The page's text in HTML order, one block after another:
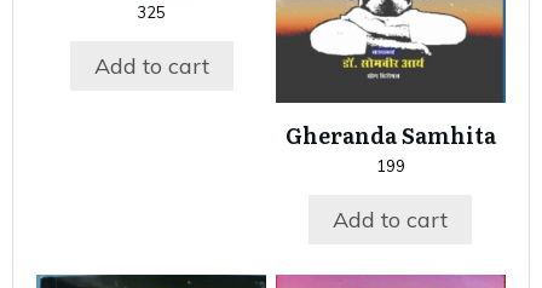
325
Add to cart
Gheranda Samhita
199
Add to cart